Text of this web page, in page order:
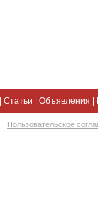
Статьи Объявления
Пользовательское